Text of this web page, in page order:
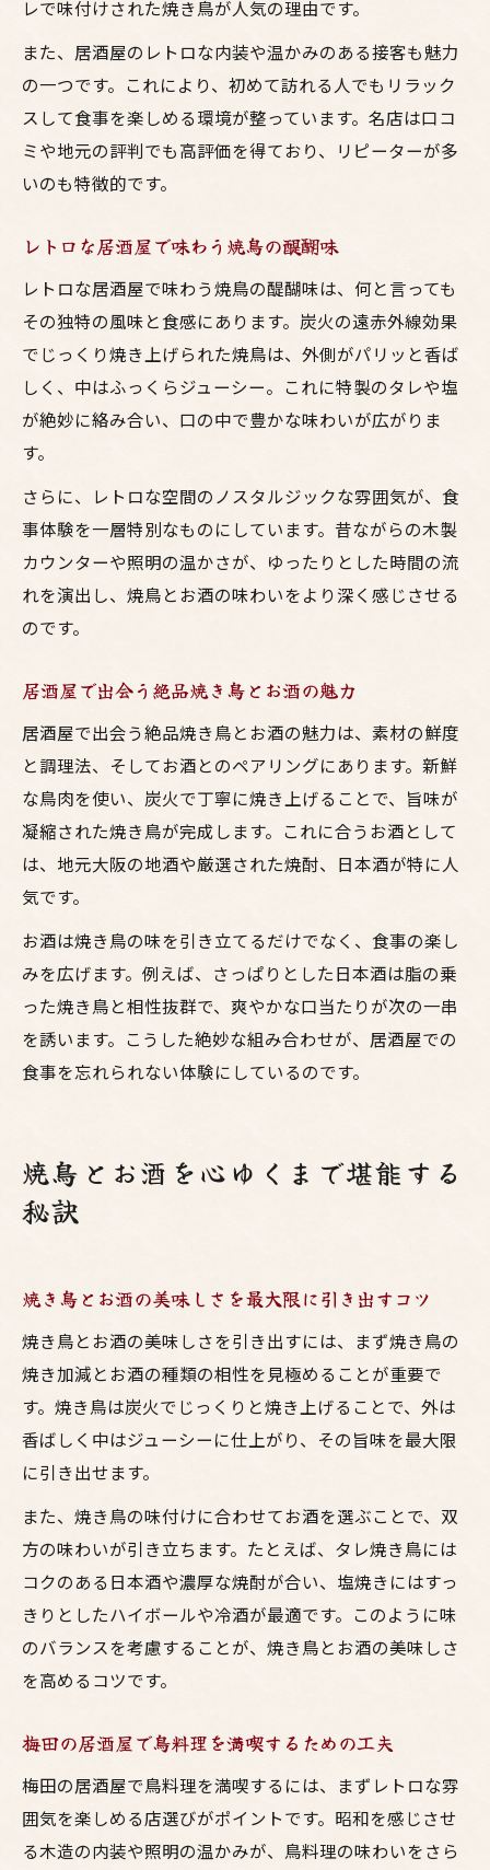
レで味付けされた焼き鳥が人気の理由です。
また、居酒屋のレトロな内装や温かみのある接客も魅力
の一つです。これにより、初めて訪れる人でもリラック
スして食事を楽しめる環境が整っています。名店は口コ
ミや地元の評判でも高評価を得ており、リピーターが多
いのも特徴的です。
レトロな居酒屋で味わう焼鳥の醍醐味
レトロな居酒屋で味わう焼鳥の醍醐味は、何と言っても
その独特の風味と食感にあります。炭火の遠赤外線効果
でじっくり焼き上げられた焼鳥は、外側がパリッと香ば
しく、中はふっくらジューシー。これに特製のタレや塩
が絶妙に絡み合い、口の中で豊かな味わいが広がりま
す。
さらに、レトロな空間のノスタルジックな雰囲気が、食
事体験を一層特別なものにしています。昔ながらの木製
カウンターや照明の温かさが、ゆったりとした時間の流
れを演出し、焼鳥とお酒の味わいをより深く感じさせる
のです。
居酒屋で出会う絶品焼き鳥とお酒の魅力
居酒屋で出会う絶品焼き鳥とお酒の魅力は、素材の鮮度
と調理法、そしてお酒とのペアリングにあります。新鮮
な鳥肉を使い、炭火で丁寧に焼き上げることで、旨味が
凝縮された焼き鳥が完成します。これに合うお酒として
は、地元大阪の地酒や厳選された焼酎、日本酒が特に人
気です。
お酒は焼き鳥の味を引き立てるだけでなく、食事の楽し
みを広げます。例えば、さっぱりとした日本酒は脂の乗
った焼き鳥と相性抜群で、爽やかな口当たりが次の一串
を誘います。こうした絶妙な組み合わせが、居酒屋での
食事を忘れられない体験にしているのです。
焼鳥とお酒を心ゆくまで堪能する
秘訣
焼き鳥とお酒の美味しさを最大限に引き出すコツ
焼き鳥とお酒の美味しさを引き出すには、まず焼き鳥の
焼き加減とお酒の種類の相性を見極めることが重要で
す。焼き鳥は炭火でじっくりと焼き上げることで、外は
香ばしく中はジューシーに仕上がり、その旨味を最大限
に引き出せます。
また、焼き鳥の味付けに合わせてお酒を選ぶことで、双
方の味わいが引き立ちます。たとえば、タレ焼き鳥には
コクのある日本酒や濃厚な焼酎が合い、塩焼きにはすっ
きりとしたハイボールや冷酒が最適です。このように味
のバランスを考慮することが、焼き鳥とお酒の美味しさ
を高めるコツです。
梅田の居酒屋で鳥料理を満喫するための工夫
梅田の居酒屋で鳥料理を満喫するには、まずレトロな雰
囲気を楽しめる店選びがポイントです。昭和を感じさせ
る木造の内装や照明の温かみが、鳥料理の味わいをさら